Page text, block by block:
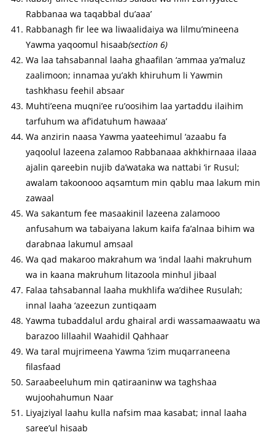
Rabbanaa wa taqabbal du’aaa’
Rabbanagh fir lee wa liwaalidaiya wa lilmu’mineena
Yawma yaqoomul hisaab(section 6)
Wa laa tahsabannal laaha ghaafilan ‘ammaa ya’maluz
zaalimoon; innamaa yu’akh khiruhum li Yawmin
tashkhasu feehil absaar
Muhti’eena muqni’ee ru’oosihim laa yartaddu ilaihim
tarfuhum wa af’idatuhum hawaaa’
Wa anzirin naasa Yawma yaateehimul ‘azaabu fa
yaqoolul lazeena zalamoo Rabbanaaa akhkhirnaaa ilaaa
ajalin qareebin nujib da’wataka wa nattabi ‘ir Rusul;
awalam takoonooo aqsamtum min qablu maa lakum min
zawaal
Wa sakantum fee masaakinil lazeena zalamooo
anfusahum wa tabaiyana lakum kaifa fa’alnaa bihim wa
darabnaa lakumul amsaal
Wa qad makaroo makrahum wa ‘indal laahi makruhum
wa in kaana makruhum litazoola minhul jibaal
Falaa tahsabannal laaha mukhlifa wa’dihee Rusulah;
innal laaha ‘azeezun zuntiqaam
Yawma tubaddalul ardu ghairal ardi wassamaawaatu wa
barazoo lillaahil Waahidil Qahhaar
Wa taral mujrimeena Yawma ‘izim muqarraneena
filasfaad
Saraabeeluhum min qatiraaninw wa taghshaa
wujoohahumun Naar
Liyajziyal laahu kulla nafsim maa kasabat; innal laaha
saree’ul hisaab